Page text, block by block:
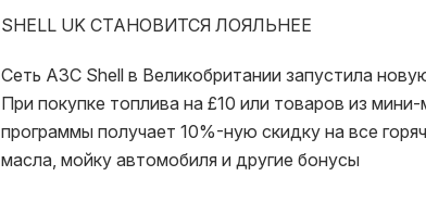
SHELL UK СТАНОВИТСЯ ЛОЯЛЬНЕЕ
Сеть АЗС Shell в Великобритании запустила
При покупке топлива на £10 или товаров из
программы получает 10%-ную скидку на все
масла, мойку автомобиля и другие бонусы